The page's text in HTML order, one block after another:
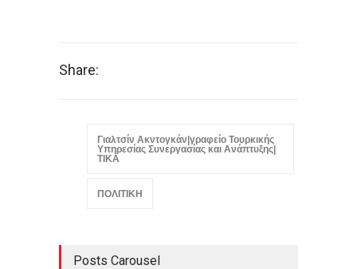
Share:
Γιαλτσίν Ακντογκάν|γραφείο Τουρκικής
Υπηρεσίας Συνεργασίας και Ανάπτυξης|
ΤΙΚΑ
ΠΟΛΙΤΙΚΗ
Posts Carousel